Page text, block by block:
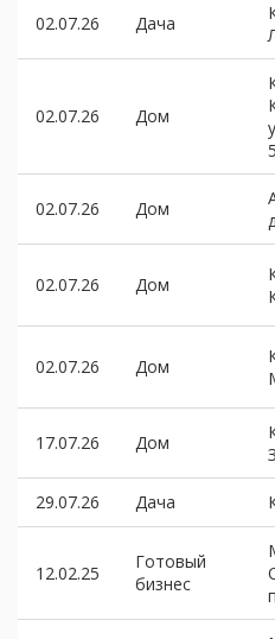
02.07.26 Дача
02.07.26 Дом
02.07.26 Дом
02.07.26 Дом
02.07.26 Дом
17.07.26 Дом
29.07.26 Дача
12.02.25
Готовый
бизнес